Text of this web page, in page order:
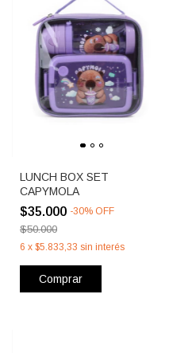
LUNCH BOX SET
CAPYMOLA
$35.000 -30% OFF
$50.000
6 x $5.833,33 sin interés
Comprar